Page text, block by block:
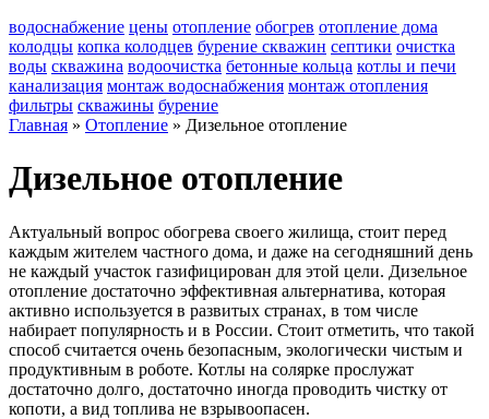
водоснабжение цены отопление обогрев отопление дома
колодцы копка колодцев бурение скважин септики очистка
воды скважина водоочистка бетонные кольца котлы и печи
канализация монтаж водоснабжения монтаж отопления
фильтры скважины бурение
Главная » Отопление » Дизельное отопление
Дизельное отопление
Актуальный вопрос обогрева своего жилища, стоит перед
каждым жителем частного дома, и даже на сегодняшний день
не каждый участок газифицирован для этой цели. Дизельное
отопление достаточно эффективная альтернатива, которая
активно используется в развитых странах, в том числе
набирает популярность и в России. Стоит отметить, что такой
способ считается очень безопасным, экологически чистым и
продуктивным в роботе. Котлы на солярке прослужат
достаточно долго, достаточно иногда проводить чистку от
копоти, а вид топлива не взрывоопасен.